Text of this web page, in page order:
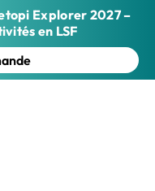
Explorer 2027 –
en LSF